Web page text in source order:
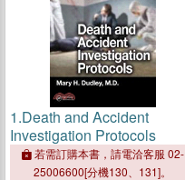
1.Death and Accident
Investigation Protocols
若需訂購本書，請電洽客服 02-
25006600[分機130、131]。